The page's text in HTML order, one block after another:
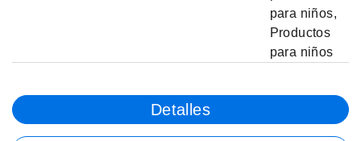
para niños,
Productos
para niños
Detalles